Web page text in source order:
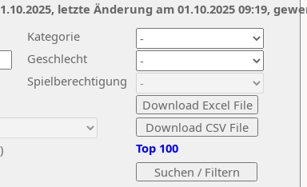
Kategorie
Geschlecht
Spielberechtigung
Top 100
letzte Änderung am 01.10.2025 09:19,